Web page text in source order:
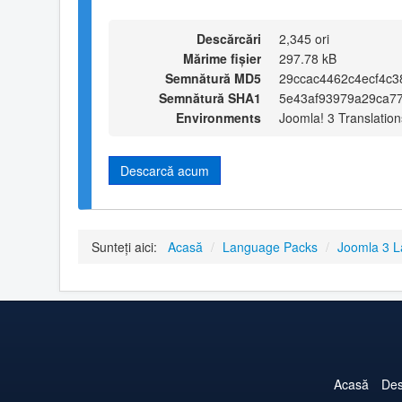
Descărcări
2,345 ori
Mărime fișier
297.78 kB
Semnătură MD5
Semnătură SHA1
Environments
Joomla! 3
Descarcă acum
Sunteți aici: Acasă / Language Packs / Joomla 3
Acasă